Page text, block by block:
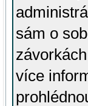
sám o
více